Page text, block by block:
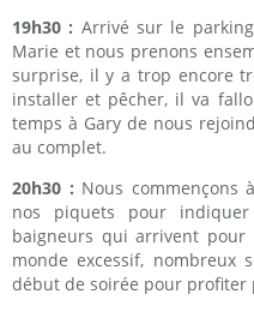
19h30 : Arrivé sur le
Marie et nous prenons
surprise, il y a trop encore
installer et pêcher, il va
temps à Gary de nous
au complet.
20h30 : Nous
nos piquets pour
baigneurs qui arrivent
monde excessif,
début de soirée pour profiter